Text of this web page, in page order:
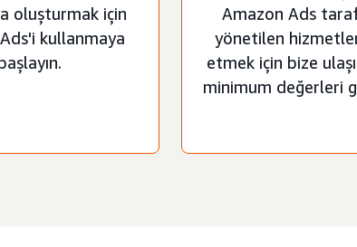
oluşturmak için
kullanmaya
Amazon Ads
yönetilen
etmek için bize
minimum değerleri